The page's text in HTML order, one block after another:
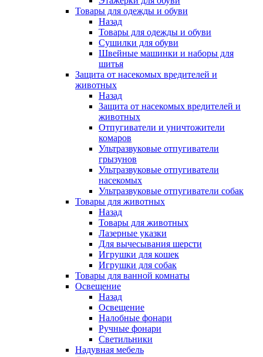
Товары для одежды и обуви
Назад
Товары для одежды и обуви
Сушилки для обуви
Швейные машинки и наборы для
шитья
Защита от насекомых вредителей и
животных
Назад
Защита от насекомых вредителей и
животных
Отпугиватели и уничтожители
комаров
Ультразвуковые отпугиватели
грызунов
Ультразвуковые отпугиватели
насекомых
Ультразвуковые отпугиватели собак
Товары для животных
Назад
Товары для животных
Лазерные указки
Для вычесывания шерсти
Игрушки для кошек
Игрушки для собак
Товары для ванной комнаты
Освещение
Назад
Освещение
Налобные фонари
Ручные фонари
Светильники
Надувная мебель